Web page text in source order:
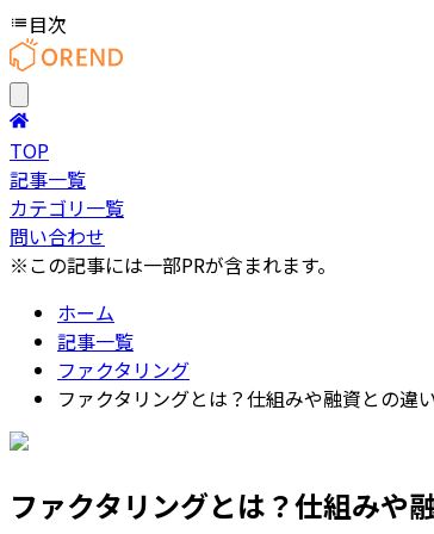
目次
TOP
記事一覧
カテゴリ一覧
問い合わせ
※この記事には一部PRが含まれます。
ホーム
記事一覧
ファクタリング
ファクタリングとは？仕組みや融資との違
ファクタリングとは？仕組みや